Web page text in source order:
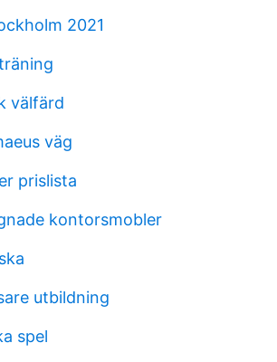
2021
välfärd
väg
prislista
kontorsmobler
utbildning
spel